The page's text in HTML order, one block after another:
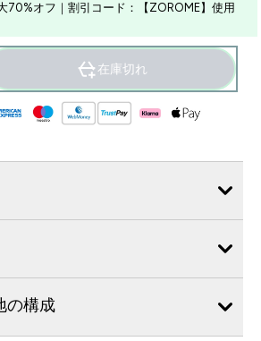
70%オフ｜割引コード：【ZOROME】使用
price
在庫切れ
の構成